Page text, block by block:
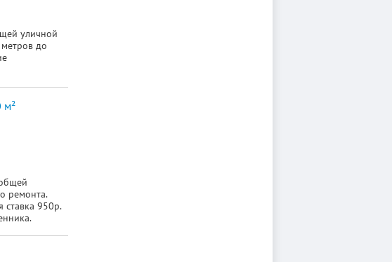
уличной
до
м²
ремонта.
ставка 950р.